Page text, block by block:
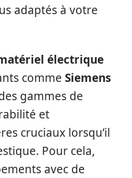
adaptés à votre
électrique
comme Siemens
gammes de
et
cruciaux lorsqu’il
Pour cela,
avec de